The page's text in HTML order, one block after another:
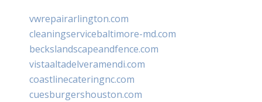
vwrepairarlington.com
cleaningservicebaltimore-md.com
beckslandscapeandfence.com
vistaaltadelveramendi.com
coastlinecateringnc.com
cuesburgershouston.com